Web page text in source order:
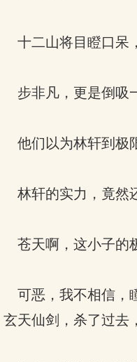
十二山将目瞪口呆，
步非凡，更是倒吸
他们以为林轩到极
林轩的实力，竟然
苍天啊，这小子的
可恶，我不相信，
玄天仙剑，杀了过去，